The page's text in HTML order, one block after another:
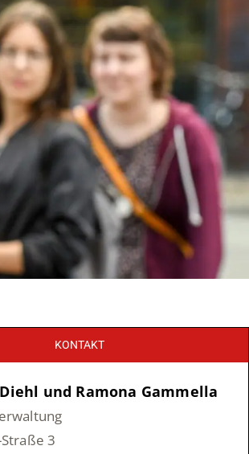
KONTAKT
und Ramona Gammella
3